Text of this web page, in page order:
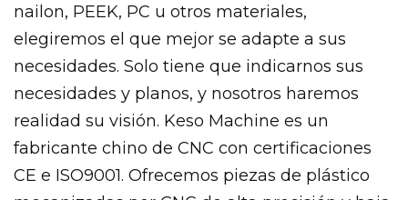
nailon, PEEK, PC u otros materiales,
elegiremos el que mejor se adapte a sus
necesidades. Solo tiene que indicarnos sus
necesidades y planos, y nosotros haremos
realidad su visión. Keso Machine es un
fabricante chino de CNC con certificaciones
CE e ISO9001. Ofrecemos piezas de plástico